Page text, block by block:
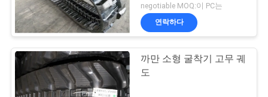
negotiable MOQ:이 PC는
연락하다
까만 소형 굴착기 고무 궤
도